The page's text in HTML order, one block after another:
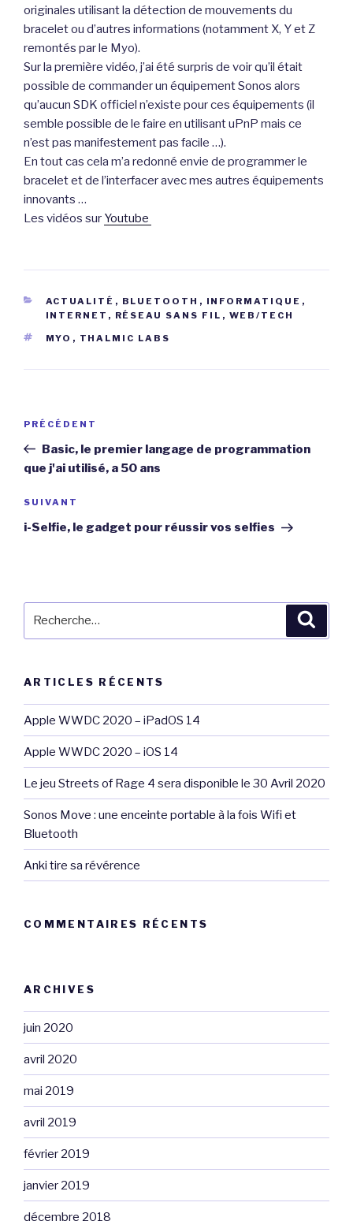
originales utilisant la détection de mouvements du
bracelet ou d’autres informations (notamment X, Y et Z
remontés par le Myo).
Sur la première vidéo, j’ai été surpris de voir qu’il était
possible de commander un équipement Sonos alors
qu’aucun SDK officiel n’existe pour ces équipements (il
semble possible de le faire en utilisant uPnP mais ce
n’est pas manifestement pas facile …).
En tout cas cela m’a redonné envie de programmer le
bracelet et de l’interfacer avec mes autres équipements
innovants …
Les vidéos sur Youtube
CATÉGORIES
ACTUALITÉ , BLUETOOTH , INFORMATIQUE ,
INTERNET , RÉSEAU SANS FIL , WEB/TECH
ÉTIQUETTES
MYO , THALMIC LABS
Navigation
l’article
Article
précédent
PRÉCÉDENT
Basic, le premier langage de programmation
que j'ai utilisé, a 50 ans
Article
suivant
SUIVANT
i-Selfie, le gadget pour réussir vos selfies
ARTICLES RÉCENTS
Apple WWDC 2020 – iPadOS 14
Apple WWDC 2020 – iOS 14
Le jeu Streets of Rage 4 sera disponible le 30 Avril 2020
Sonos Move : une enceinte portable à la fois Wifi et
Bluetooth
Anki tire sa révérence
COMMENTAIRES RÉCENTS
ARCHIVES
juin 2020
avril 2020
mai 2019
avril 2019
février 2019
janvier 2019
décembre 2018